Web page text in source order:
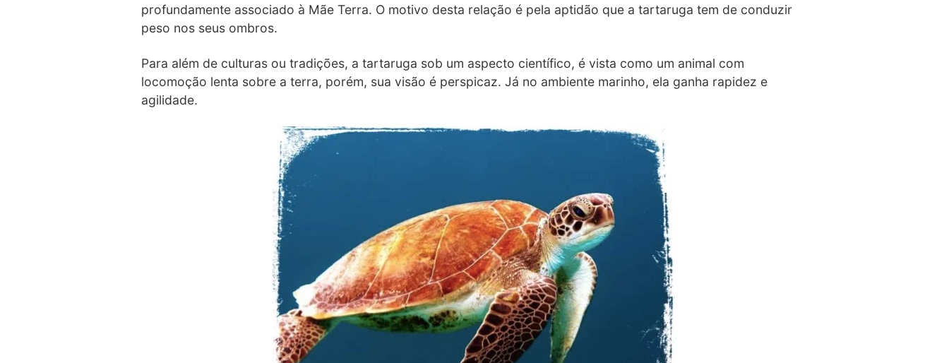
profundamente associado à Mãe Terra. O motivo desta relação é pela aptidão que a tartaruga tem de conduzir
peso nos seus ombros.
Para além de culturas ou tradições, a tartaruga sob um aspecto científico, é vista como um animal com
locomoção lenta sobre a terra, porém, sua visão é perspicaz. Já no ambiente marinho, ela ganha rapidez e
agilidade.